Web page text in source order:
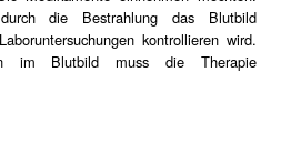
die Bestrahlung das Blutbild
kontrollieren wird.
im Blutbild muss die Therapie